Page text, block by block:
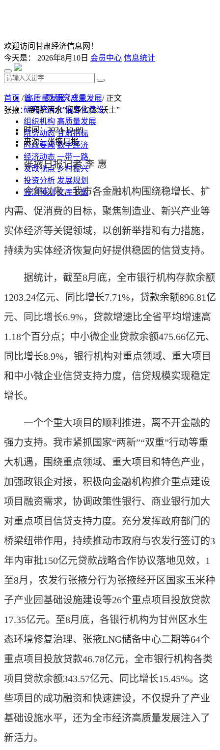
欢迎访问甘肃经济信息网！
今天是： 2026年8月10日 会员中心 信息统计
首 页 研究成果
研究院简介 信息化建设
组织机构 高质量发展
院务动态 甘肃招标
时政要闻 数字经济
经济动态 一带一路
发改视点 乡村振兴
投资分析 发展规划
监测预测 文库下载
首页 /高质量发展/产业发展/ 正文
张掖：金融“活水”润泽实体“沃土”
时间：2024-10-09
来源：张掖日报
张掖日报记者 李 惠
今年以来，我市各金融机构围绕稳增长、扩
内需、促消费的目标，聚焦制造业、新兴产业等
实体经济等关键领域，以创新举措和有力措施，
持续为实体经济恢复向好提供稳固的信贷支持。
据统计，截至8月底，全市银行机构存款余额
1203.24亿元、同比增长7.71%，贷款余额896.81亿
元、同比增长6.9%，贷款增速比全省平均增速高
1.18个百分点；中小微企业贷款余额475.66亿元、
同比增长8.9%，银行机构对重点领域、重大项目
和中小微企业信贷支持力度，信贷规模实现稳定
增长。
一个个重大项目的顺利推进，离不开金融的
强力支持。我市紧抓国家“两新”“双重”行动等重
大机遇，围绕重点领域、重大项目和特色产业，
加强政银企对接，积极向金融机构推介重点建设
项目融资需求，协调政策性银行、商业银行加大
对重点项目信贷支持力度。充分发挥政府部门的
桥梁纽带作用，持续推动市政府与农发行签订的3
年内审批150亿元贷款战略合作协议落地见效，1
至8月，农发行张掖分行为张掖经开区国家玉米种
子产业园基础设施建设等26个重点项目投放贷款
17.35亿元。至8月底，各银行机构为甘州区水生
态环境修复治理、张掖LNG储备中心二期等64个
重点项目投放贷款46.78亿元，全市银行机构各类
项目贷款余额343.57亿元、同比增长15.45%。这
些项目的成功融资和快速建设，不仅提升了产业
基础设施水平，还为全市经济高质量发展注入了
新活力。